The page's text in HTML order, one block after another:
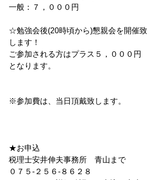
一般：７，０００円
☆勉強会後(20時頃から)懇親会を開催致
します！
ご参加される方はプラス５，０００円
となります。
※参加費は、当日頂戴致します。
★お申込
税理士安井伸夫事務所　青山まで
０７５-２５６-８６２８